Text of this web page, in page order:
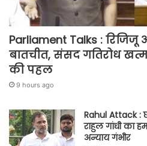
Parliament Talks :
बातचीत, संसद गतिरोध
की पहल
9 hours ago
Rahul Attack :
राहुल गांधी का
अन्याय गंभीर